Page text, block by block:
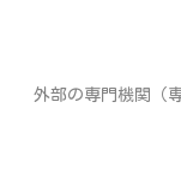
外部の専門機関（